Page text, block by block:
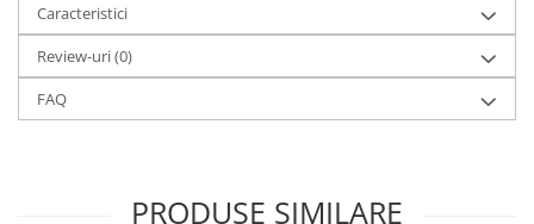
Caracteristici
Review-uri(0)
FAQ
PRODUSE SIMILARE